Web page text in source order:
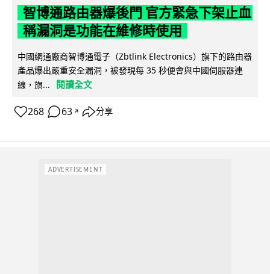
智博通路由器爆後門 官方緊急下架止血
稱漏洞是功能在維修時使用
中國網通廠商智博通電子（Zbtlink Electronics）旗下的路由器
產品爆出嚴重安全漏洞，被發現每 35 秒便會與中國伺服器連
線，旗...
閱讀全文
268 63 ↗ 分享
ADVERTISEMENT